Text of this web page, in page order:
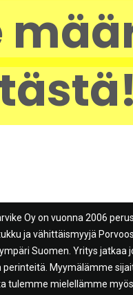
Oy on vuonna 2006
ja vähittäismyyjä
Suomen. Yritys jatkaa
Myymälämme
tulemme mielellämme myös